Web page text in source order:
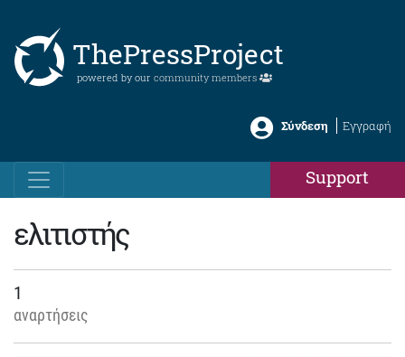
ThePressProject
powered by our community members
Σύνδεση Εγγραφή
Support
ελιτιστής
1
αναρτήσεις